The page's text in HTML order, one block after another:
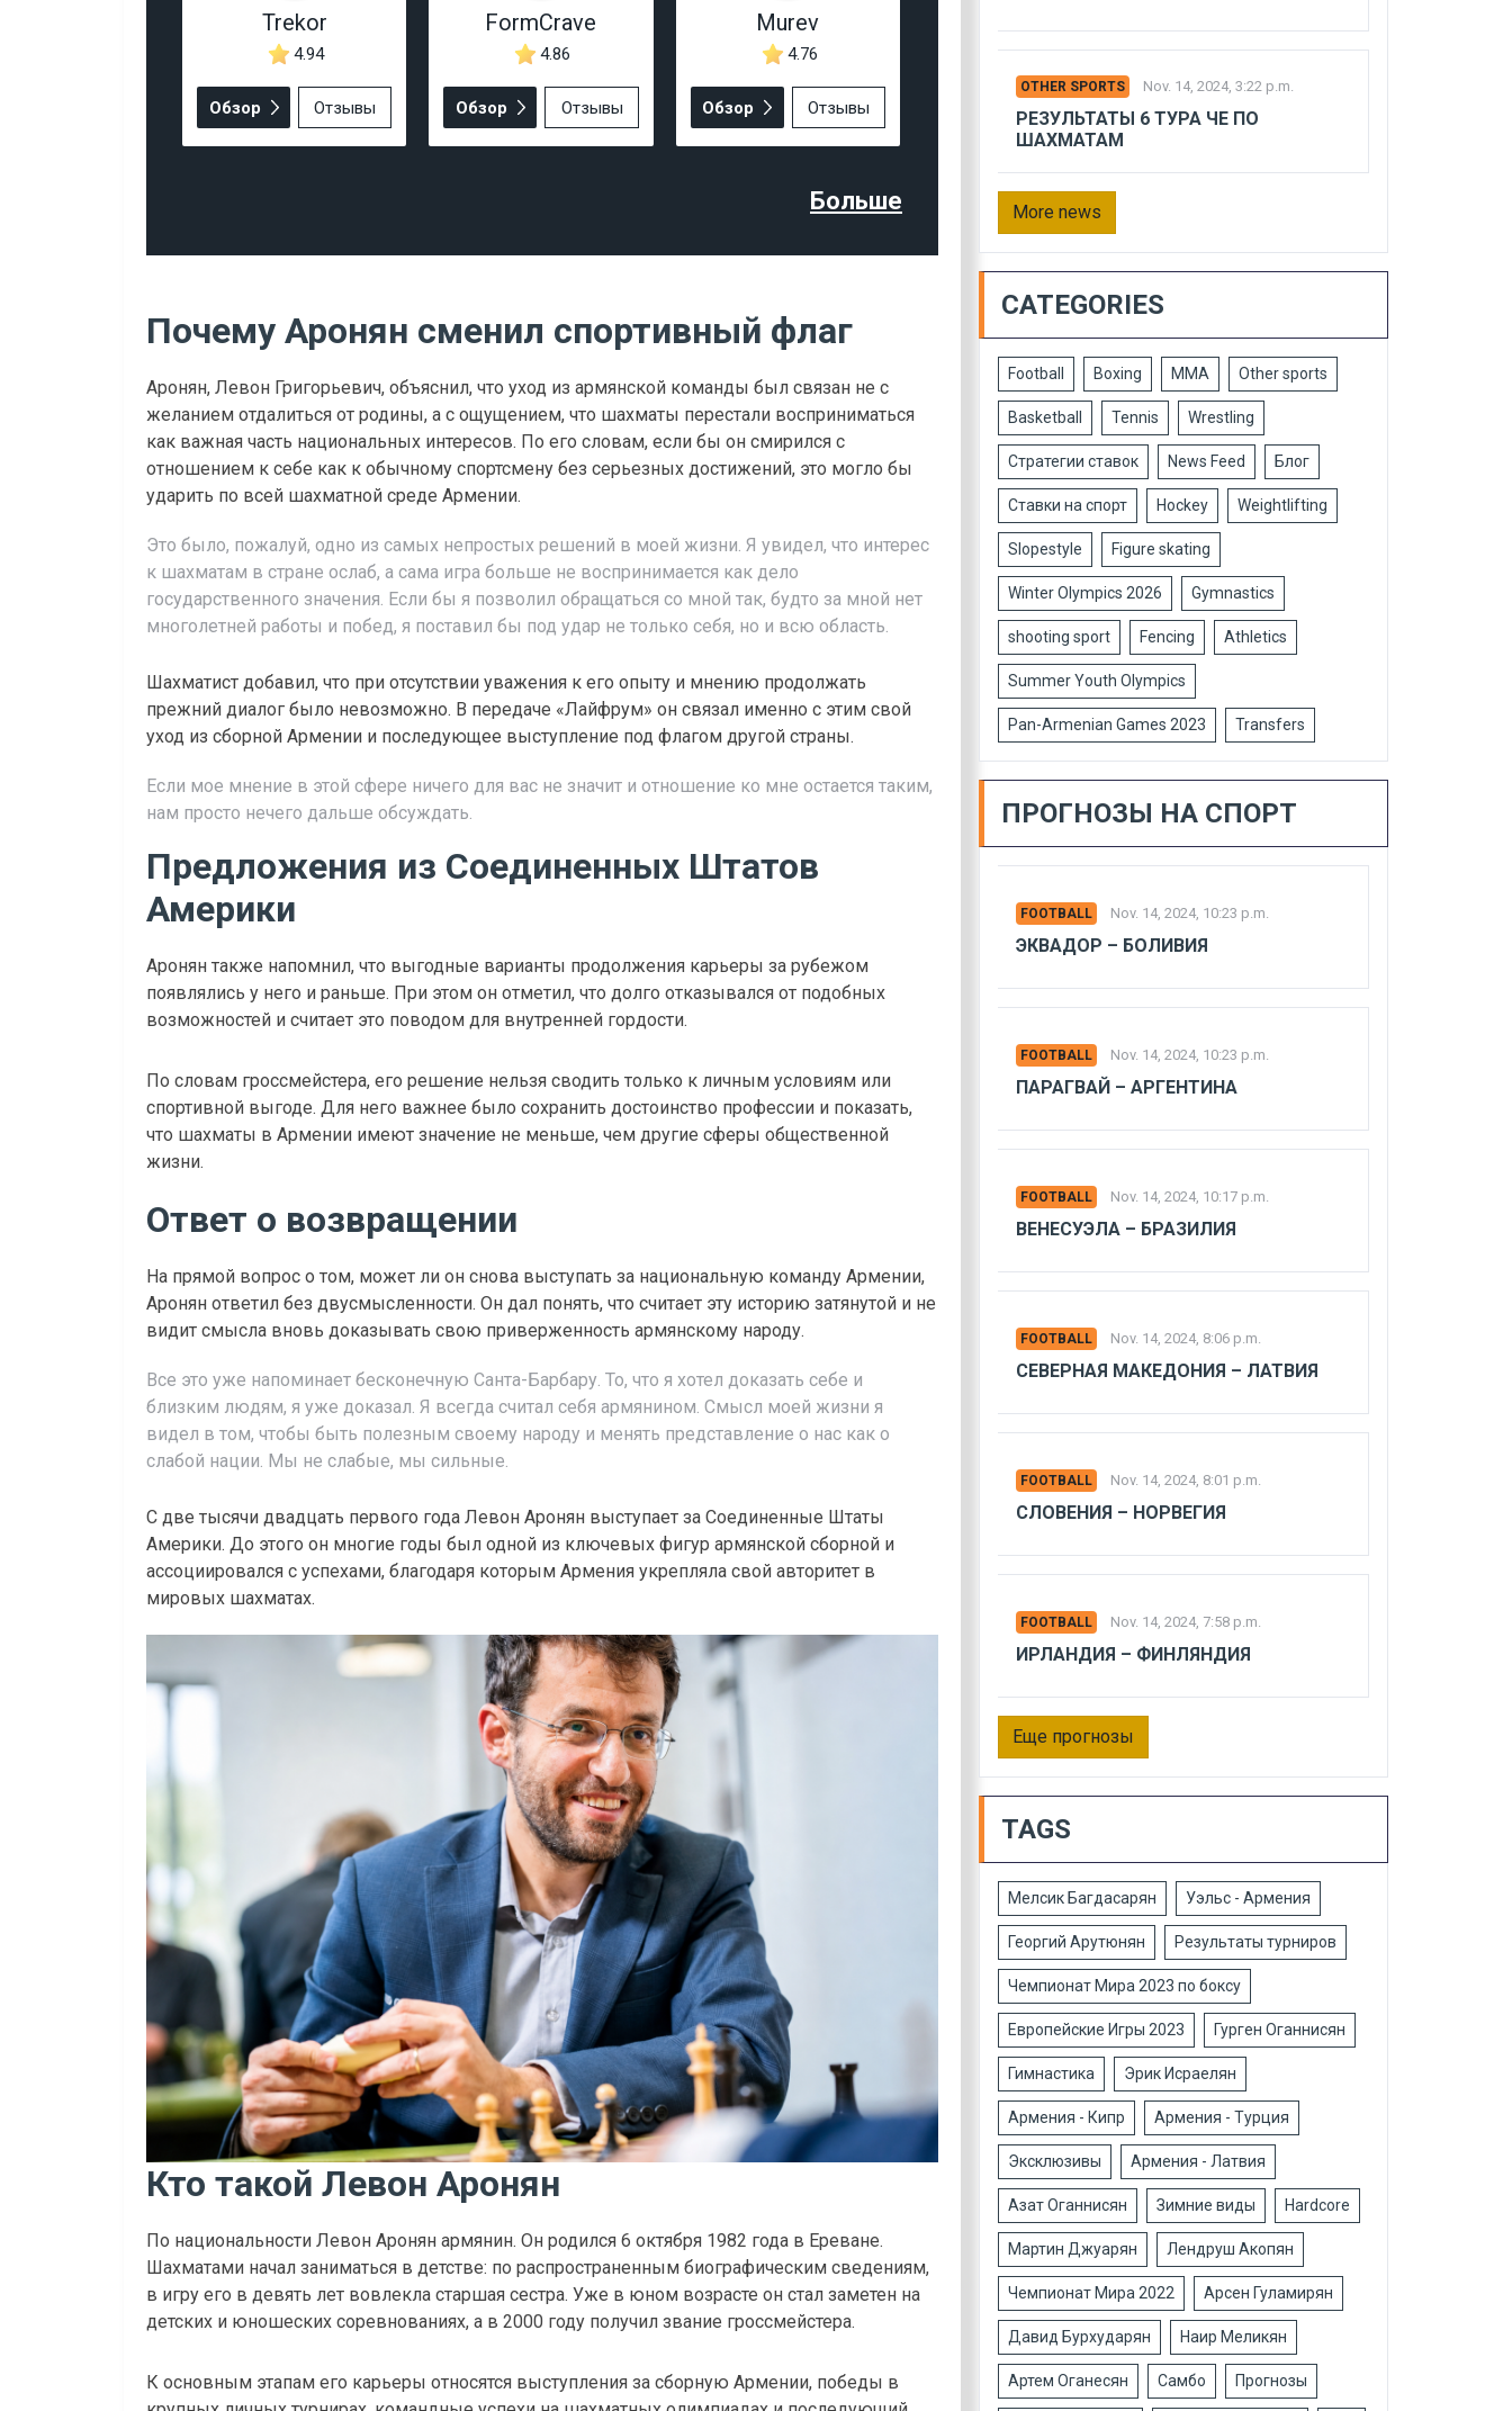
Trekor
4.94
Обзор Отзывы
FormCrave
4.86
Обзор Отзывы
Murev
4.76
Обзор Отзывы
Больше
Почему Аронян сменил спортивный флаг
Аронян, Левон Григорьевич, объяснил, что уход из армянской команды был связан не с
желанием отдалиться от родины, а с ощущением, что шахматы перестали восприниматься
как важная часть национальных интересов. По его словам, если бы он смирился с
отношением к себе как к обычному спортсмену без серьезных достижений, это могло бы
ударить по всей шахматной среде Армении.
Это было, пожалуй, одно из самых непростых решений в моей жизни. Я увидел, что интерес
к шахматам в стране ослаб, а сама игра больше не воспринимается как дело
государственного значения. Если бы я позволил обращаться со мной так, будто за мной нет
многолетней работы и побед, я поставил бы под удар не только себя, но и всю область.
Шахматист добавил, что при отсутствии уважения к его опыту и мнению продолжать
прежний диалог было невозможно. В передаче «Лайфрум» он связал именно с этим свой
уход из сборной Армении и последующее выступление под флагом другой страны.
Если мое мнение в этой сфере ничего для вас не значит и отношение ко мне остается таким,
нам просто нечего дальше обсуждать.
Предложения из Соединенных Штатов
Америки
Аронян также напомнил, что выгодные варианты продолжения карьеры за рубежом
появлялись у него и раньше. При этом он отметил, что долго отказывался от подобных
возможностей и считает это поводом для внутренней гордости.
По словам гроссмейстера, его решение нельзя сводить только к личным условиям или
спортивной выгоде. Для него важнее было сохранить достоинство профессии и показать,
что шахматы в Армении имеют значение не меньше, чем другие сферы общественной
жизни.
Ответ о возвращении
На прямой вопрос о том, может ли он снова выступать за национальную команду Армении,
Аронян ответил без двусмысленности. Он дал понять, что считает эту историю затянутой и не
видит смысла вновь доказывать свою приверженность армянскому народу.
Все это уже напоминает бесконечную Санта-Барбару. То, что я хотел доказать себе и
близким людям, я уже доказал. Я всегда считал себя армянином. Смысл моей жизни я
видел в том, чтобы быть полезным своему народу и менять представление о нас как о
слабой нации. Мы не слабые, мы сильные.
С две тысячи двадцать первого года Левон Аронян выступает за Соединенные Штаты
Америки. До этого он многие годы был одной из ключевых фигур армянской сборной и
ассоциировался с успехами, благодаря которым Армения укрепляла свой авторитет в
мировых шахматах.
Кто такой Левон Аронян
По национальности Левон Аронян армянин. Он родился 6 октября 1982 года в Ереване.
Шахматами начал заниматься в детстве: по распространенным биографическим сведениям,
в игру его в девять лет вовлекла старшая сестра. Уже в юном возрасте он стал заметен на
детских и юношеских соревнованиях, а в 2000 году получил звание гроссмейстера.
К основным этапам его карьеры относятся выступления за сборную Армении, победы в
OTHER SPORTS Nov. 14, 2024, 3:22 p.m.
РЕЗУЛЬТАТЫ 6 ТУРА ЧЕ ПО
ШАХМАТАМ
More news
CATEGORIES
Football Boxing MMA Other sports
Basketball Tennis Wrestling
Стратегии ставок News Feed Блог
Ставки на спорт Hockey Weightlifting
Slopestyle Figure skating
Winter Olympics 2026 Gymnastics
shooting sport Fencing Athletics
Summer Youth Olympics
Pan-Armenian Games 2023 Transfers
ПРОГНОЗЫ НА СПОРТ
FOOTBALL Nov. 14, 2024, 10:23 p.m.
ЭКВАДОР – БОЛИВИЯ
FOOTBALL Nov. 14, 2024, 10:23 p.m.
ПАРАГВАЙ – АРГЕНТИНА
FOOTBALL Nov. 14, 2024, 10:17 p.m.
ВЕНЕСУЭЛА – БРАЗИЛИЯ
FOOTBALL Nov. 14, 2024, 8:06 p.m.
СЕВЕРНАЯ МАКЕДОНИЯ – ЛАТВИЯ
FOOTBALL Nov. 14, 2024, 8:01 p.m.
СЛОВЕНИЯ – НОРВЕГИЯ
FOOTBALL Nov. 14, 2024, 7:58 p.m.
ИРЛАНДИЯ – ФИНЛЯНДИЯ
Еще прогнозы
TAGS
Мелсик Багдасарян Уэльс - Армения
Георгий Арутюнян Результаты турниров
Чемпионат Мира 2023 по боксу
Европейские Игры 2023 Гурген Оганнисян
Гимнастика Эрик Исраелян
Армения - Кипр Армения - Турция
Эксклюзивы Армения - Латвия
Азат Оганнисян Зимние виды Hardcore
Мартин Джуарян Лендруш Акопян
Чемпионат Мира 2022 Арсен Гуламирян
Давид Бурхударян Наир Меликян
Артем Оганесян Самбо Прогнозы